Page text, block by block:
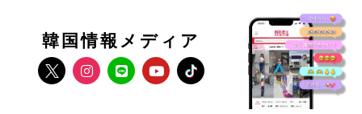
韓国情報メディア